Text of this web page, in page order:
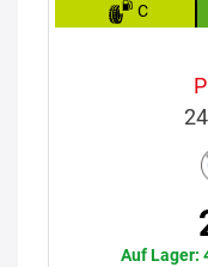
C
Auf Lager: